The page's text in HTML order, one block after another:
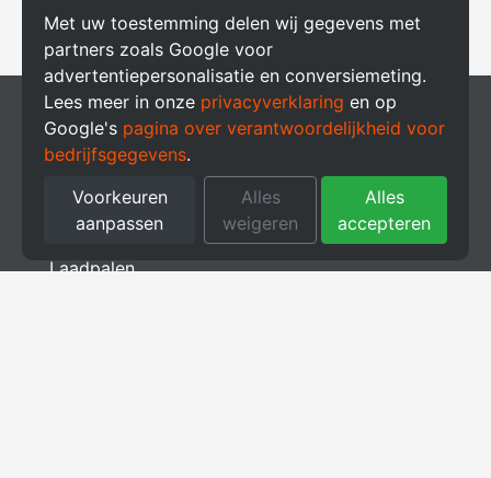
Met uw toestemming delen wij gegevens met
partners zoals Google voor
advertentiepersonalisatie en conversiemeting.
Lees meer in onze privacyverklaring en op
Google's pagina over verantwoordelijkheid voor
bedrijfsgegevens.
Voorkeuren
aanpassen
Alles
weigeren
Alles
accepteren
Producten
Thuisbatterij
Laadpalen